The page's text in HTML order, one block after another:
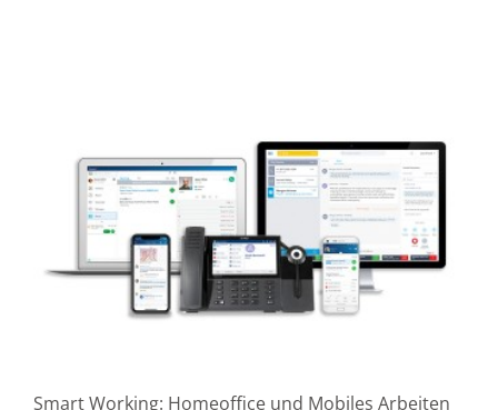
Smart Working: Homeoffice und Mobiles Arbeiten